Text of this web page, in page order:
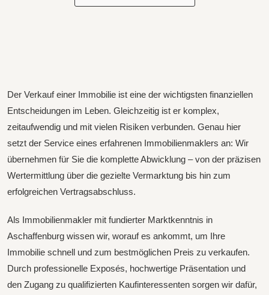
Der Verkauf einer Immobilie ist eine der wichtigsten finanziellen
Entscheidungen im Leben. Gleichzeitig ist er komplex,
zeitaufwendig und mit vielen Risiken verbunden. Genau hier
setzt der Service eines erfahrenen Immobilienmaklers an: Wir
übernehmen für Sie die komplette Abwicklung – von der präzisen
Wertermittlung über die gezielte Vermarktung bis hin zum
erfolgreichen Vertragsabschluss.
Als Immobilienmakler mit fundierter Marktkenntnis in
Aschaffenburg wissen wir, worauf es ankommt, um Ihre
Immobilie schnell und zum bestmöglichen Preis zu verkaufen.
Durch professionelle Exposés, hochwertige Präsentation und
den Zugang zu qualifizierten Kaufinteressenten sorgen wir dafür,